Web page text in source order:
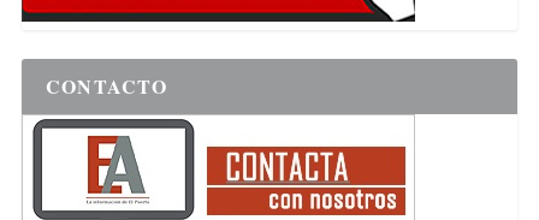
CONTACTO